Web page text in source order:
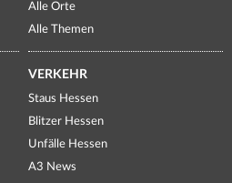
Alle Orte
Alle Themen
VERKEHR
Staus Hessen
Blitzer Hessen
Unfälle Hessen
A3 News